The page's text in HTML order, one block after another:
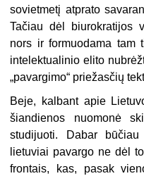
sovietmetį atprato
Tačiau dėl biurokratijos
nors ir formuodama tam
intelektualinio elito
„pavargimo“ priežasčių
Beje, kalbant apie
šiandienos nuomonė
studijuoti. Dabar
lietuviai pavargo ne dėl
frontais, kas, pasak